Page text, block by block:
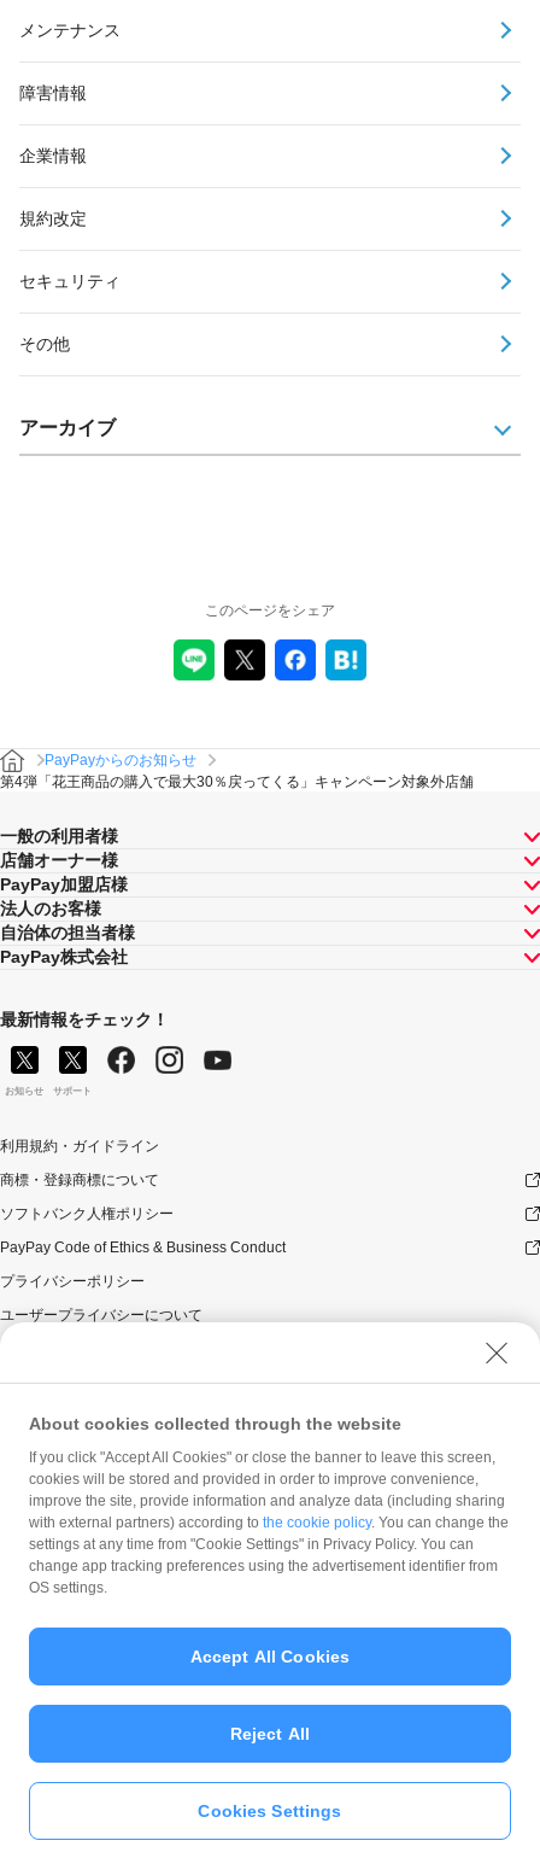
メンテナンス
障害情報
企業情報
規約改定
セキュリティ
その他
アーカイブ
PayPayアプリをダウンロ
ード＞＞
このページをシェア
PayPayからのお知らせ
第4弾「花王商品の購入で最大30％戻ってくる」キャンペーン対象外店舗
一般の利用者様
店舗オーナー様
PayPay加盟店様
法人のお客様
自治体の担当者様
PayPay株式会社
最新情報をチェック！
お知らせ サポート
利用規約・ガイドライン
商標・登録商標について
ソフトバンク人権ポリシー
PayPay Code of Ethics & Business Conduct
プライバシーポリシー
ユーザープライバシーについて
ウェブサイト利用規約
反社会的勢力に対する方針
勧誘方針
マネロン等基本方針
カスタマーハラスメントに関する当社の考え方
© PayPay Corporation
About cookies collected through the website
If you click "Accept All Cookies" or close the banner to leave this screen,
cookies will be stored and provided in order to improve convenience,
improve the site, provide information and analyze data (including sharing
with external partners) according to the cookie policy. You can change the
settings at any time from "Cookie Settings" in Privacy Policy. You can
change app tracking preferences using the advertisement identifier from
OS settings.
Cookies Settings
Reject All
Accept All Cookies